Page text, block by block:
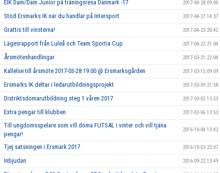
EIK Dam/Dam Junior på träningsresa Danmark -17 2017-04-28 09:00
Stöd Ersmarks IK när du handlar på Intersport 2017-04-27 14:37
Grattis till vinsterna! 2017-04-23 20:42
Lägesrapport från Luleå och Team Sportia Cup 2017-04-22 21:04
Årsmöteshandlingar 2017-03-21 22:04
Kallelse till årsmöte 2017-03-28 19.00 @ Ersmarksgården 2017-03-15 09:09
Ersmarks IK deltar i ledarutbildningsprojekt 2017-03-09 21:58
Distriktsdomarutbildning steg 1 våren 2017 2017-03-02 13:53
Extra pengar till klubben 2017-02-06 13:53
Till ungdomsspelare som vill döma FUTSAL i vinter och vill tjäna
pengar!
2016-10-04 13:42
Tjej satsningen i Ersmark 2017 2016-10-03 22:07
Inbjudan 2016-09-22 13:49